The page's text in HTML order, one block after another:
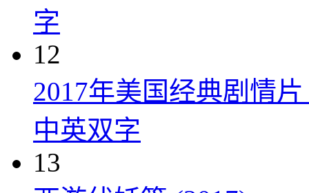
字
12
2017年美国经典剧情
中英双字
13